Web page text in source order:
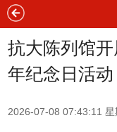
抗大陈列馆
年纪念日活动
2026-07-08 07:43:11